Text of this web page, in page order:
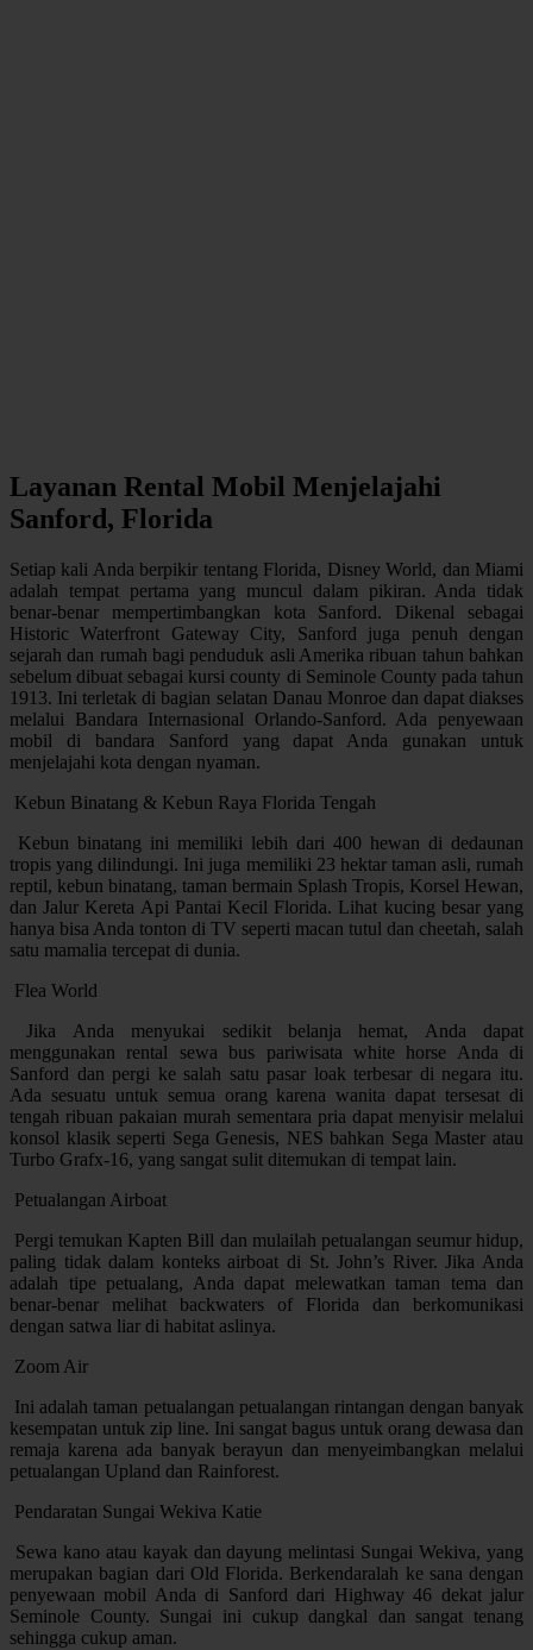
Layanan Rental Mobil Menjelajahi
Sanford, Florida
Setiap kali Anda berpikir tentang Florida, Disney World, dan Miami
adalah tempat pertama yang muncul dalam pikiran. Anda tidak
benar-benar mempertimbangkan kota Sanford. Dikenal sebagai
Historic Waterfront Gateway City, Sanford juga penuh dengan
sejarah dan rumah bagi penduduk asli Amerika ribuan tahun bahkan
sebelum dibuat sebagai kursi county di Seminole County pada tahun
1913. Ini terletak di bagian selatan Danau Monroe dan dapat diakses
melalui Bandara Internasional Orlando-Sanford. Ada penyewaan
mobil di bandara Sanford yang dapat Anda gunakan untuk
menjelajahi kota dengan nyaman.
Kebun Binatang & Kebun Raya Florida Tengah
Kebun binatang ini memiliki lebih dari 400 hewan di dedaunan
tropis yang dilindungi. Ini juga memiliki 23 hektar taman asli, rumah
reptil, kebun binatang, taman bermain Splash Tropis, Korsel Hewan,
dan Jalur Kereta Api Pantai Kecil Florida. Lihat kucing besar yang
hanya bisa Anda tonton di TV seperti macan tutul dan cheetah, salah
satu mamalia tercepat di dunia.
Flea World
Jika Anda menyukai sedikit belanja hemat, Anda dapat
menggunakan rental sewa bus pariwisata white horse Anda di
Sanford dan pergi ke salah satu pasar loak terbesar di negara itu.
Ada sesuatu untuk semua orang karena wanita dapat tersesat di
tengah ribuan pakaian murah sementara pria dapat menyisir melalui
konsol klasik seperti Sega Genesis, NES bahkan Sega Master atau
Turbo Grafx-16, yang sangat sulit ditemukan di tempat lain.
Petualangan Airboat
Pergi temukan Kapten Bill dan mulailah petualangan seumur hidup,
paling tidak dalam konteks airboat di St. John’s River. Jika Anda
adalah tipe petualang, Anda dapat melewatkan taman tema dan
benar-benar melihat backwaters of Florida dan berkomunikasi
dengan satwa liar di habitat aslinya.
Zoom Air
Ini adalah taman petualangan petualangan rintangan dengan banyak
kesempatan untuk zip line. Ini sangat bagus untuk orang dewasa dan
remaja karena ada banyak berayun dan menyeimbangkan melalui
petualangan Upland dan Rainforest.
Pendaratan Sungai Wekiva Katie
Sewa kano atau kayak dan dayung melintasi Sungai Wekiva, yang
merupakan bagian dari Old Florida. Berkendaralah ke sana dengan
penyewaan mobil Anda di Sanford dari Highway 46 dekat jalur
Seminole County. Sungai ini cukup dangkal dan sangat tenang
sehingga cukup aman.